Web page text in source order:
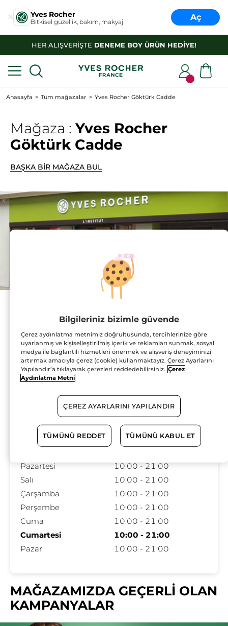
Yves Rocher
Bitkisel güzellik, bakım, makyaj Aç
HER ALIŞVERİŞTE DENEME BOY ÜRÜN HEDİYE!
Anasayfa Tüm mağazalar Yves Rocher Göktürk Cadde
Mağaza :Yves Rocher
Göktürk Cadde
BAŞKA BİR MAĞAZA BUL
Göktürk Merkez
Mahallesi, 2. Kayın
Sokak, No:3/E
34077 Eyüp
HARİTADA GÖSTER
YOL TARİFİ
Çalışma Saatleri
Pazartesi
10:00 - 21:00
Salı
10:00 - 21:00
Çarşamba
10:00 - 21:00
Perşembe
10:00 - 21:00
Cuma
10:00 - 21:00
Cumartesi
10:00 - 21:00
Pazar
10:00 - 21:00
MAĞAZAMIZDA GEÇERLİ OLAN
KAMPANYALAR
Bilgileriniz bizimle güvende
Çerez aydınlatma metnimiz doğrultusunda, tercihlerinize göre
uyarlanmış ve kişiselleştirilmiş içerik ve reklamları sunmak, sosyal
medya ile bağlantılı hizmetleri önermek ve alışveriş deneyiminizi
artırmak amacıyla çerez (cookie) kullanmaktayız. Çerez Ayarlarını
Yapılandır’a tıklayarak çerezleri reddedebilirsiniz. Çerez
Aydınlatma Metni
ÇEREZ AYARLARINI YAPILANDIR
TÜMÜNÜ REDDET TÜMÜNÜ KABUL ET